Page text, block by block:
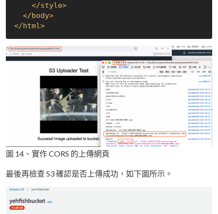
</style>
</body>
</html>
圖 14、實作 CORS 的上傳網頁
最後再檢查 S3 確認是否上傳成功，如下圖所示。